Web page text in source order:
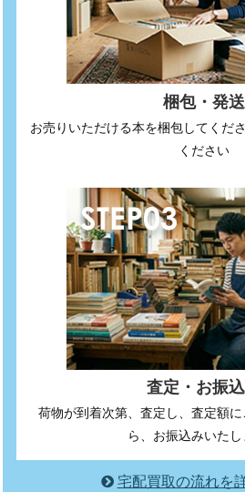
梱包・発送
お売りいただける本を梱包してくだ
ください
査定・お振
荷物が到着次第、査定し、査定額
ら、お振込みいたし
宅配買取の流れを